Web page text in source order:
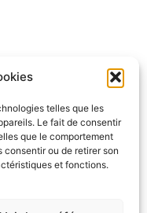
telles que les
Le fait de consentir
que le comportement
consentir ou de retirer son
et fonctions.